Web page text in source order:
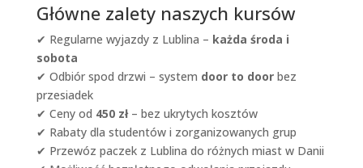
Główne zalety naszych kursów
✔ Regularne wyjazdy z Lublina – każda środa i
sobota
✔ Odbiór spod drzwi – system door to doorbez
przesiadek
✔ Ceny od 450 zł– bez ukrytych kosztów
✔ Rabaty dla studentów i zorganizowanych grup
✔ Przewóz paczek z Lublina do różnych miast w Danii